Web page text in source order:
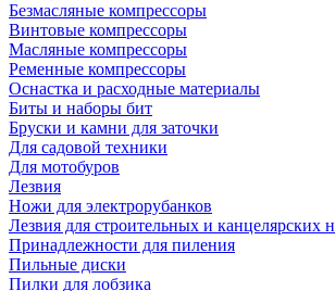
Безмасляные компрессоры
Винтовые компрессоры
Масляные компрессоры
Ременные компрессоры
Оснастка и расходные материалы
Биты и наборы бит
Бруски и камни для заточки
Для садовой техники
Для мотобуров
Лезвия
Ножи для электрорубанков
Лезвия для строительных и канцелярских
Принадлежности для пиления
Пильные диски
Пилки для лобзика